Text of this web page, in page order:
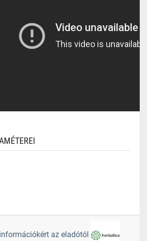
az eladótól